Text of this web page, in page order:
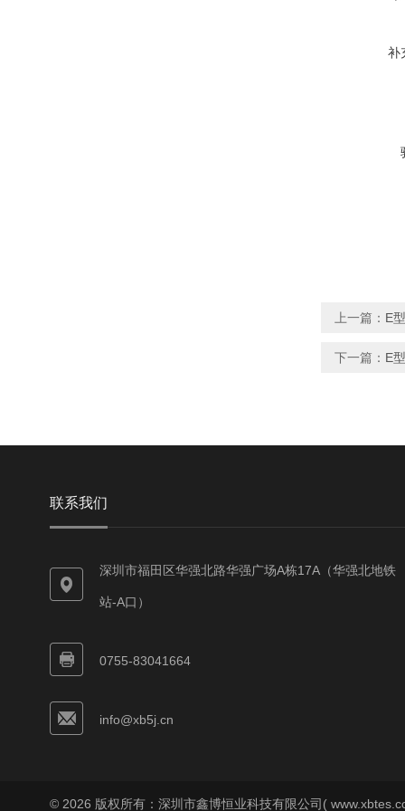
补
上一篇： E
下一篇： E
联系我们
深圳市福田区华强北路华强广场A栋17A（华强北地铁
站-A口）
0755-83041664
info@xb5j.cn
© 2026 版权所有：深圳市鑫博恒业科技有限公司(